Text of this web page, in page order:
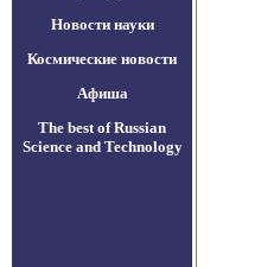
Новости науки
Космические новости
Афиша
The best of Russian
Science and Technology